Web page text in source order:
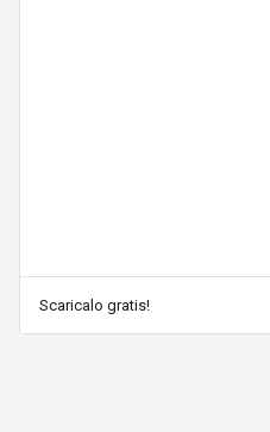
Scaricalo gratis!